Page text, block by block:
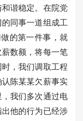
谐稳定。在院党
同事一道组成工
的第一件事，就
数额，将每一笔
，我们调取工程
陈某某欠薪事实
我们多次通过电
他的行为已经涉